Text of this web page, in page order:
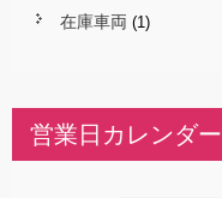
在庫車両 (1)
営業日カレンダー